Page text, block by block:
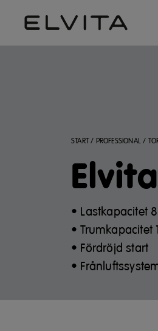
START / PROFESSIONAL /
• Lastkapacitet
• Trumkapacitet
• Fördröjd start
•